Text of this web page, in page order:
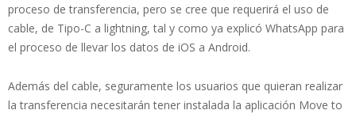
proceso de transferencia, pero se cree que requerirá el uso de
cable, de Tipo-C a lightning, tal y como ya explicó WhatsApp para
el proceso de llevar los datos de iOS a Android.
Además del cable, seguramente los usuarios que quieran realizar
la transferencia necesitarán tener instalada la aplicación Move to